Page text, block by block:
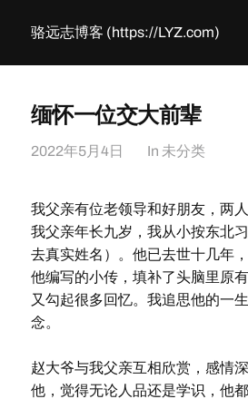
骆远志博客 (https://LYZ.com)
缅怀一位交大前辈
2022年5月4日 In 未分类
我父亲有位老领导和好朋友，两
我父亲年长九岁，我从小按东北
去真实姓名）。他已去世十几年
他编写的小传，填补了头脑里原
又勾起很多回忆。我追思他的一
念。
赵大爷与我父亲互相欣赏，感情
他，觉得无论人品还是学识，他